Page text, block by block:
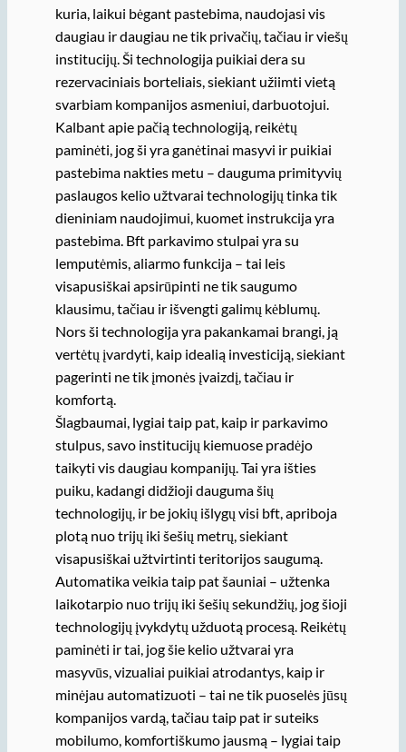
kuria, laikui bėgant pastebima, naudojasi vis
daugiau ir daugiau ne tik privačių, tačiau ir viešų
institucijų. Ši technologija puikiai dera su
rezervaciniais borteliais, siekiant užiimti vietą
svarbiam kompanijos asmeniui, darbuotojui.
Kalbant apie pačią technologiją, reikėtų
paminėti, jog ši yra ganėtinai masyvi ir puikiai
pastebima nakties metu – dauguma primityvių
paslaugos kelio užtvarai technologijų tinka tik
dieniniam naudojimui, kuomet instrukcija yra
pastebima. Bft parkavimo stulpai yra su
lemputėmis, aliarmo funkcija – tai leis
visapusiškai apsirūpinti ne tik saugumo
klausimu, tačiau ir išvengti galimų kėblumų.
Nors ši technologija yra pakankamai brangi, ją
vertėtų įvardyti, kaip idealią investiciją, siekiant
pagerinti ne tik įmonės įvaizdį, tačiau ir
komfortą.
Šlagbaumai, lygiai taip pat, kaip ir parkavimo
stulpus, savo institucijų kiemuose pradėjo
taikyti vis daugiau kompanijų. Tai yra išties
puiku, kadangi didžioji dauguma šių
technologijų, ir be jokių išlygų visi bft, apriboja
plotą nuo trijų iki šešių metrų, siekiant
visapusiškai užtvirtinti teritorijos saugumą.
Automatika veikia taip pat šauniai – užtenka
laikotarpio nuo trijų iki šešių sekundžių, jog šioji
technologijų įvykdytų užduotą procesą. Reikėtų
paminėti ir tai, jog šie kelio užtvarai yra
masyvūs, vizualiai puikiai atrodantys, kaip ir
minėjau automatizuoti – tai ne tik puoselės jūsų
kompanijos vardą, tačiau taip pat ir suteiks
mobilumo, komfortiškumo jausmą – lygiai taip